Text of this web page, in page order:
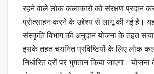
रहने वाले लोक कलाकारों को संरक्षण प्रदान
प्रोत्साहन करने के उद्देश्य से लागू की गई है।
संस्कृति विभाग की अनुदान योजना के तहत
इसके तहत चयनित प्रविष्टियों के लिए लोक
निर्धारित दरों पर भुगतान किया जाएगा। योजना